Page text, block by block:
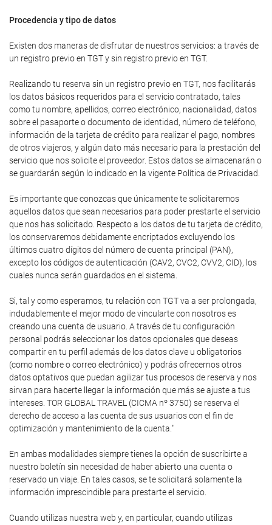
Procedencia y tipo de datos
Existen dos maneras de disfrutar de nuestros servicios: a través de
un registro previo en TGT y sin registro previo en TGT.
Realizando tu reserva sin un registro previo en TGT, nos facilitarás
los datos básicos requeridos para el servicio contratado, tales
como tu nombre, apellidos, correo electrónico, nacionalidad, datos
sobre el pasaporte o documento de identidad, número de teléfono,
información de la tarjeta de crédito para realizar el pago, nombres
de otros viajeros, y algún dato más necesario para la prestación del
servicio que nos solicite el proveedor. Estos datos se almacenarán o
se guardarán según lo indicado en la vigente Política de Privacidad.
Es importante que conozcas que únicamente te solicitaremos
aquellos datos que sean necesarios para poder prestarte el servicio
que nos has solicitado. Respecto a los datos de tu tarjeta de crédito,
los conservaremos debidamente encriptados excluyendo los
últimos cuatro dígitos del número de cuenta principal (PAN),
excepto los códigos de autenticación (CAV2, CVC2, CVV2, CID), los
cuales nunca serán guardados en el sistema.
Si, tal y como esperamos, tu relación con TGT va a ser prolongada,
indudablemente el mejor modo de vincularte con nosotros es
creando una cuenta de usuario. A través de tu configuración
personal podrás seleccionar los datos opcionales que deseas
compartir en tu perfil además de los datos clave u obligatorios
(como nombre o correo electrónico) y podrás ofrecernos otros
datos optativos que puedan agilizar tus procesos de reserva y nos
sirvan para hacerte llegar la información que más se ajuste a tus
intereses. TOR GLOBAL TRAVEL (CICMA nº 3750) se reserva el
derecho de acceso a las cuenta de sus usuarios con el fin de
optimización y mantenimiento de la cuenta."
En ambas modalidades siempre tienes la opción de suscribirte a
nuestro boletín sin necesidad de haber abierto una cuenta o
reservado un viaje. En tales casos, se te solicitará solamente la
información imprescindible para prestarte el servicio.
Cuando utilizas nuestra web y, en particular, cuando utilizas